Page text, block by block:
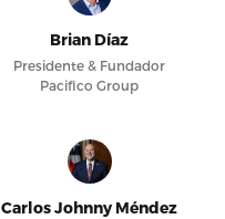
Brian Díaz
Presidente & Fundador
Pacifico Group
Carlos Johnny Méndez